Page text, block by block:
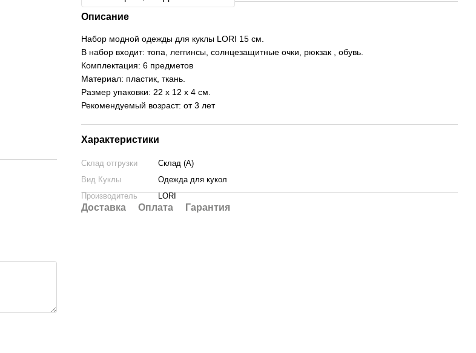
Описание
Набор модной одежды для куклы LORI 15 см.
В набор входит: топа, леггинсы, солнцезащитные очки, рюкзак , обувь.
Комплектация: 6 предметов
Материал: пластик, ткань.
Размер упаковки: 22 х 12 х 4 см.
Рекомендуемый возраст: от 3 лет
Характеристики
Склад отгрузки
Склад (А)
Вид Куклы
Одежда для кукол
Производитель
LORI
Доставка Оплата Гарантия